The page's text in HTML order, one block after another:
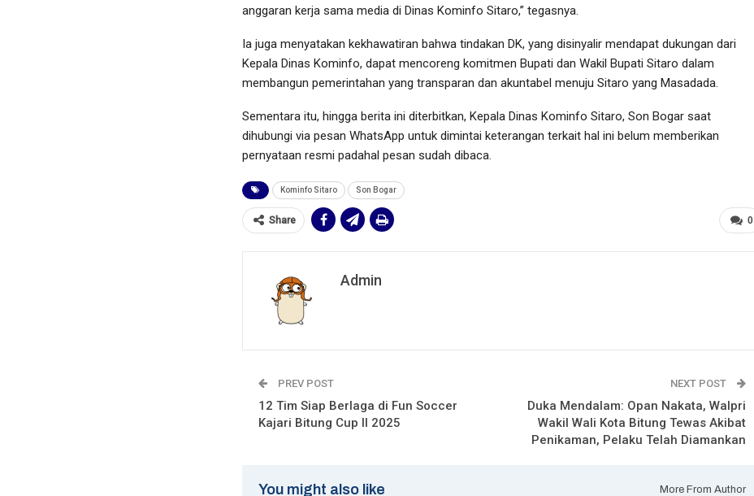
anggaran kerja sama media di Dinas Kominfo Sitaro,” tegasnya.
Ia juga menyatakan kekhawatiran bahwa tindakan DK, yang disinyalir mendapat dukungan dari
Kepala Dinas Kominfo, dapat mencoreng komitmen Bupati dan Wakil Bupati Sitaro dalam
membangun pemerintahan yang transparan dan akuntabel menuju Sitaro yang Masadada.
Sementara itu, hingga berita ini diterbitkan, Kepala Dinas Kominfo Sitaro, Son Bogar saat
dihubungi via pesan WhatsApp untuk dimintai keterangan terkait hal ini belum memberikan
pernyataan resmi padahal pesan sudah dibaca.
Kominfo Sitaro Son Bogar
0
Share
Admin
PREV POST
12 Tim Siap Berlaga di Fun Soccer
Kajari Bitung Cup II 2025
NEXT POST
Duka Mendalam: Opan Nakata, Walpri
Wakil Wali Kota Bitung Tewas Akibat
Penikaman, Pelaku Telah Diamankan
You might also like More From Author